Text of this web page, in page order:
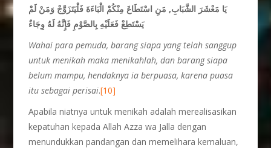
يَا مَعْشَرَ الشَّبَابِ, مَنِ اسْتَطَاعَ مِنْكُمْ الْبَاءَةَ فَلْيَتَزَوَّجْ وَمَنْ لَمْ
يَسْتَطِعْ فَعَلَيْهِ بِالصَّوْمِ فَإِنَّهُ لَهُ وِجَاءٌ
Wahai para pemuda, barang siapa yang telah sanggup
untuk menikah maka menikahlah, dan barang siapa
belum mampu, hendaknya ia berpuasa, karena puasa
itu sebagai perisai.[10]
Apabila niatnya untuk menikah adalah merealisasikan
kepatuhan kepada Allah Azza wa Jalla dengan
menundukkan pandangan dan memelihara kemaluan,